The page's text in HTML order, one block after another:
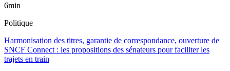
6min
Politique
Harmonisation des titres, garantie de correspondance, ouverture de
SNCF Connect : les propositions des sénateurs pour faciliter les
trajets en train